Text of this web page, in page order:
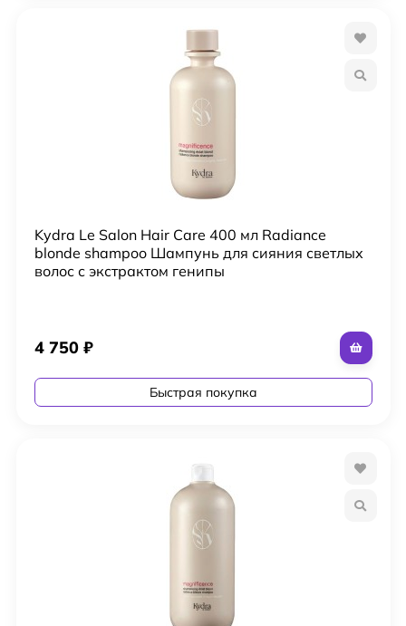
Kydra Le Salon Hair Care 400 мл Radiance
blonde shampoo Шампунь для сияния светлых
волос с экстрактом генипы
4 750 ₽
Быстрая покупка